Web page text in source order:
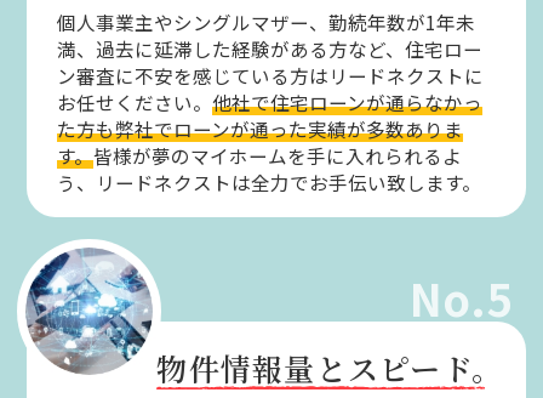
個人事業主やシングルマザー、勤続年数が1年未
満、過去に延滞した経験がある方など、住宅ロー
ン審査に不安を感じている方はリードネクストに
お任せください。他社で住宅ローンが通らなかっ
た方も弊社でローンが通った実績が多数ありま
す。皆様が夢のマイホームを手に入れられるよ
う、リードネクストは全力でお手伝い致します。
No.5
物件情報量とスピード。